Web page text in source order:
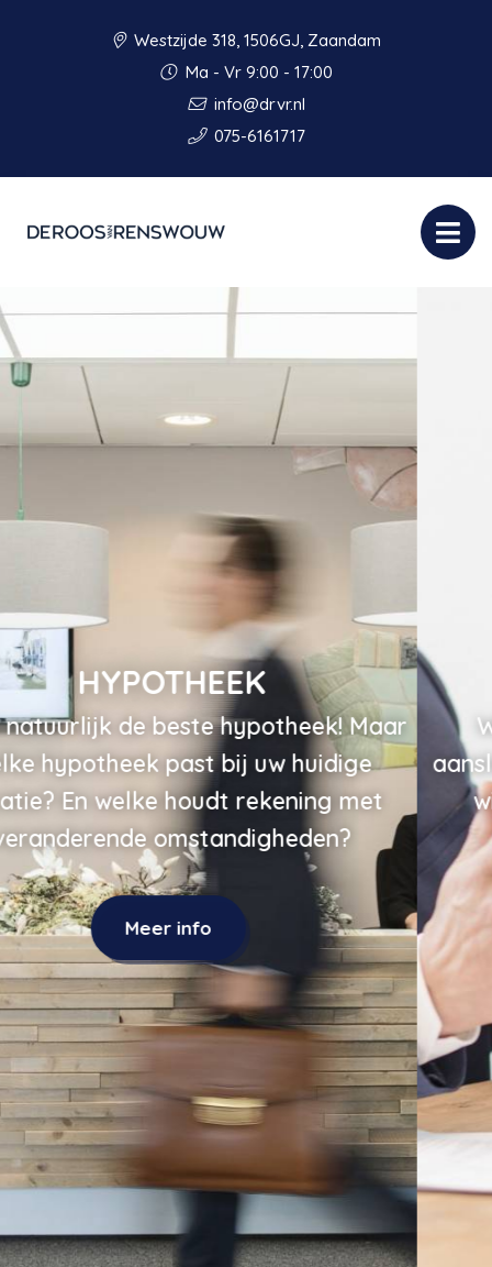
Westzijde 318, 1506GJ, Zaandam
Ma - Vr 9:00 - 17:00
info@drvr.nl
075-6161717
VERZEKERING
Wilt u weten welke verzekeringen
aansluiten op uw persoonlijke situatie? En
wilt u graag ondersteuning en een
persoonlijk aanspreekpunt?
Meer info